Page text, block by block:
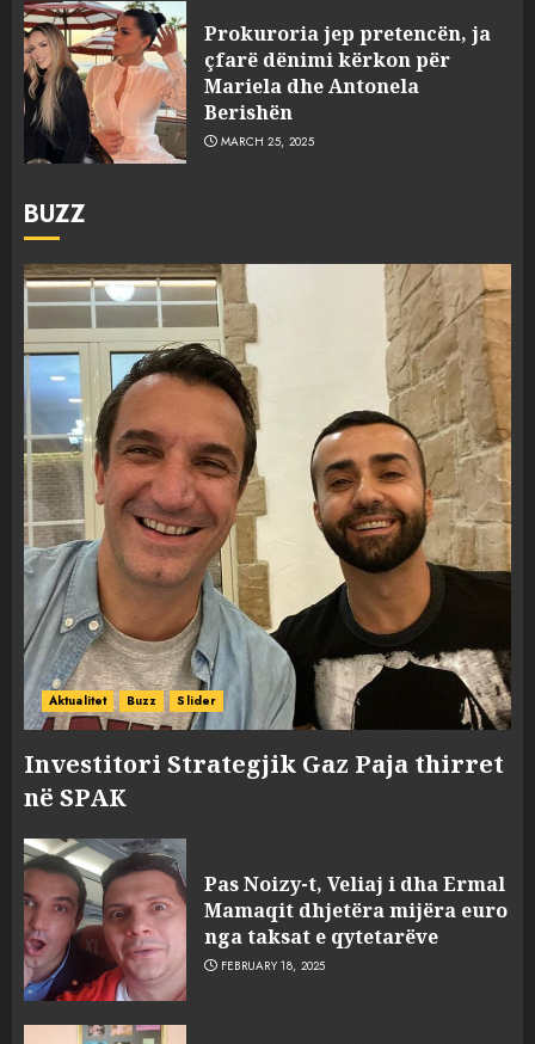
Prokuroria jep pretencën, ja
çfarë dënimi kërkon për
Mariela dhe Antonela
Berishën
MARCH 25, 2025
BUZZ
Aktualitet Buzz Slider
Investitori Strategjik Gaz Paja thirret
në SPAK
Pas Noizy-t, Veliaj i dha Ermal
Mamaqit dhjetëra mijëra euro
nga taksat e qytetarëve
FEBRUARY 18, 2025